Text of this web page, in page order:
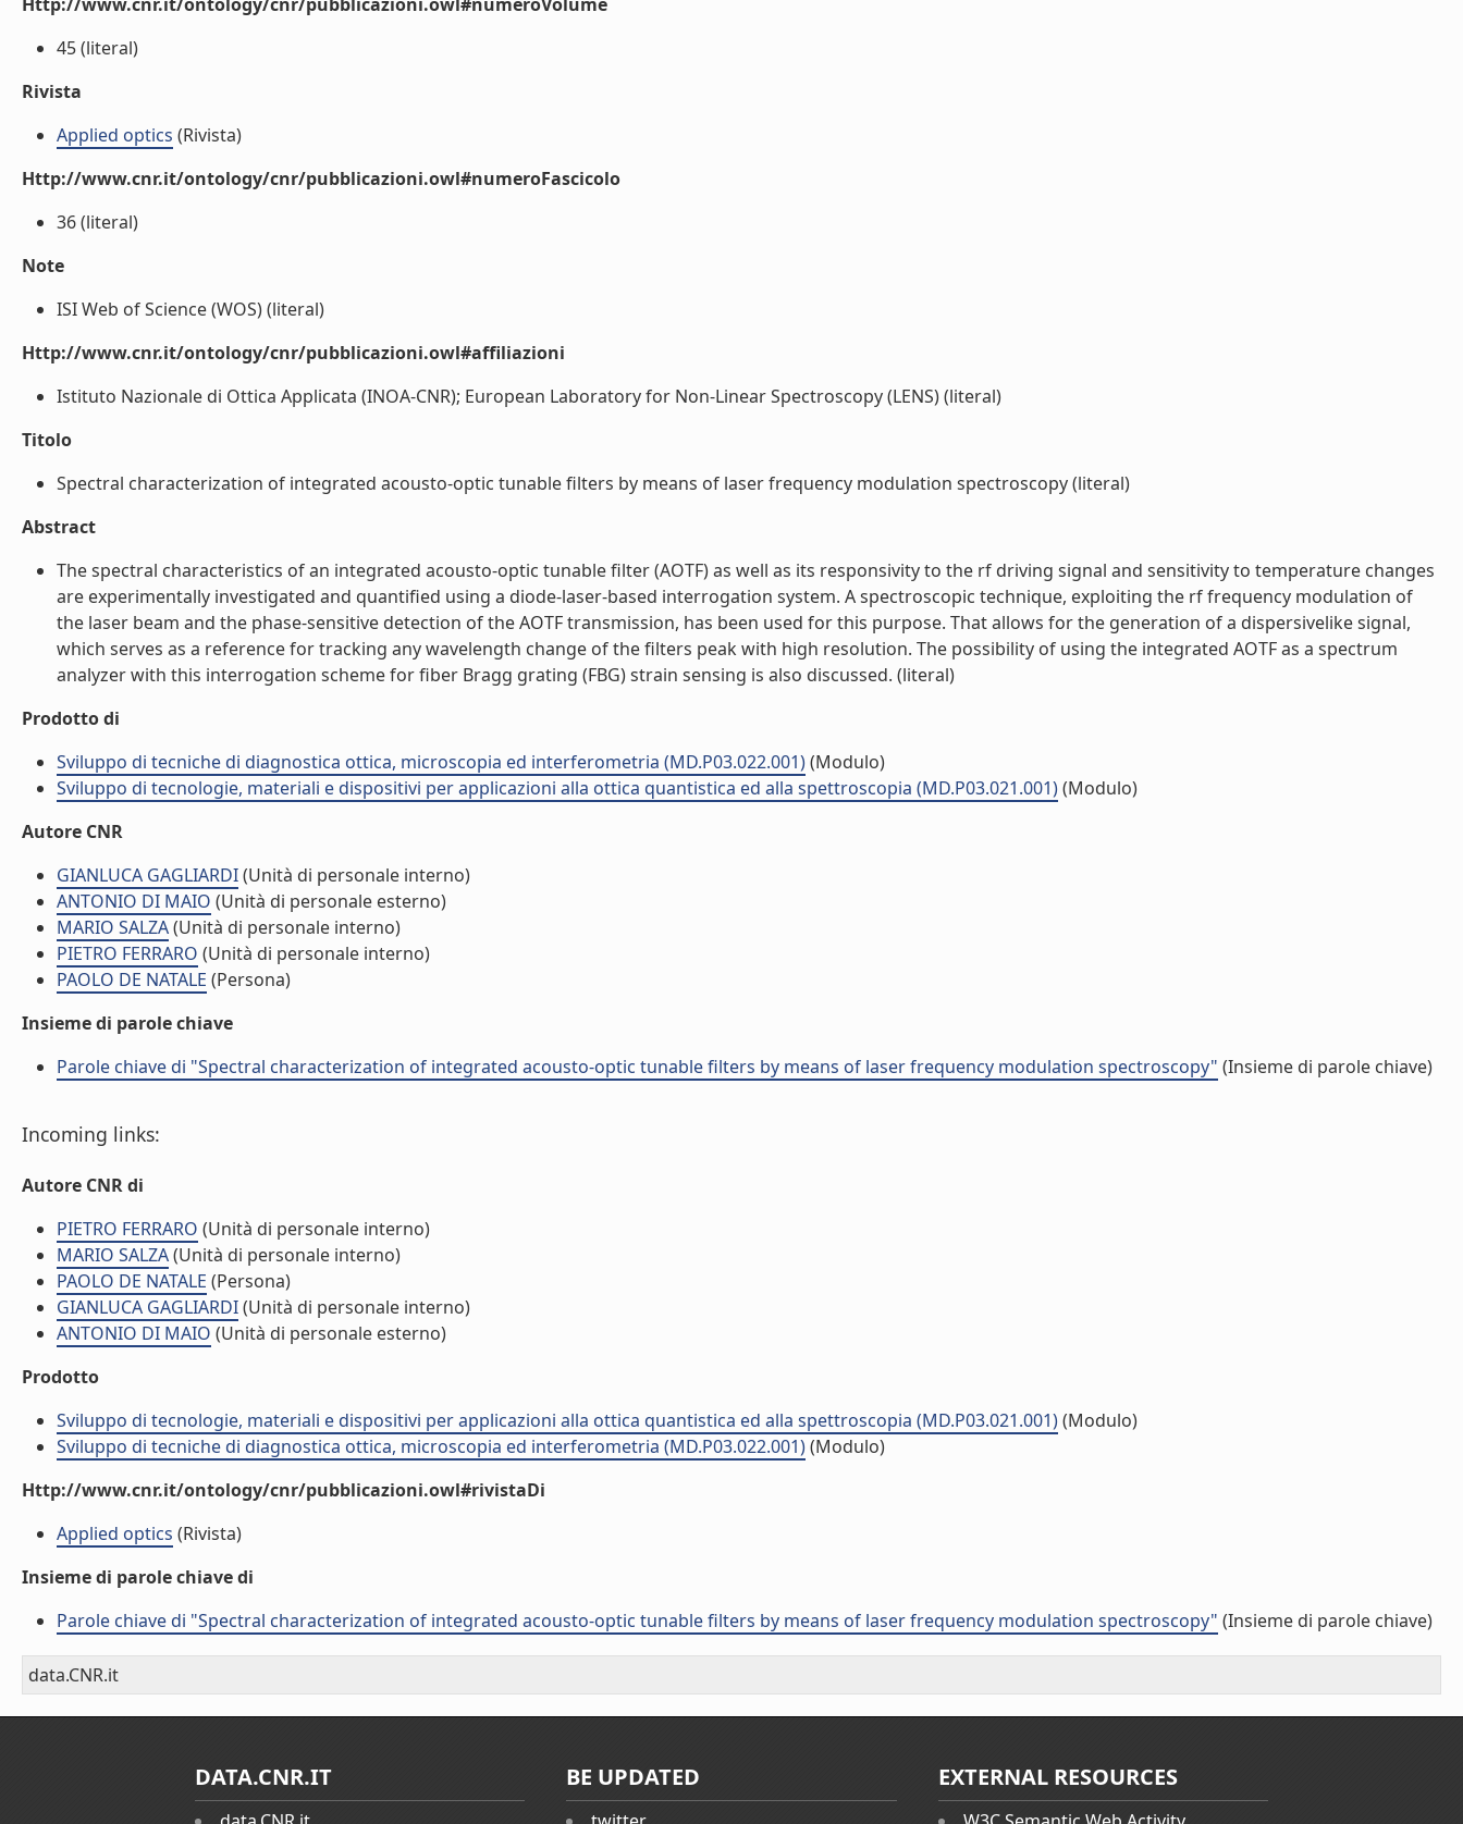
45 (literal)
Rivista
Applied optics (Rivista)
Http://www.cnr.it/ontology/cnr/pubblicazioni.owl#numeroFascicolo
36 (literal)
Note
ISI Web of Science (WOS) (literal)
Http://www.cnr.it/ontology/cnr/pubblicazioni.owl#affiliazioni
Istituto Nazionale di Ottica Applicata (INOA-CNR); European Laboratory for Non-Linear Spectroscopy (LENS) (literal)
Titolo
Spectral characterization of integrated acousto-optic tunable filters by means of laser frequency modulation spectroscopy (literal)
Abstract
The spectral characteristics of an integrated acousto-optic tunable filter (AOTF) as well as its responsivity to the rf driving signal and sensitivity to temperature changes
are experimentally investigated and quantified using a diode-laser-based interrogation system. A spectroscopic technique, exploiting the rf frequency modulation of
the laser beam and the phase-sensitive detection of the AOTF transmission, has been used for this purpose. That allows for the generation of a dispersivelike signal,
which serves as a reference for tracking any wavelength change of the filters peak with high resolution. The possibility of using the integrated AOTF as a spectrum
analyzer with this interrogation scheme for fiber Bragg grating (FBG) strain sensing is also discussed. (literal)
Prodotto di
Sviluppo di tecniche di diagnostica ottica, microscopia ed interferometria (MD.P03.022.001)(Modulo)
Sviluppo di tecnologie, materiali e dispositivi per applicazioni alla ottica quantistica ed alla spettroscopia (MD.P03.021.001)(Modulo)
Autore CNR
GIANLUCA GAGLIARDI(Unità di personale interno)
ANTONIO DI MAIO (Unità di personale esterno)
MARIO SALZA(Unità di personale interno)
PIETRO FERRARO (Unità di personale interno)
PAOLO DE NATALE (Persona)
Insieme di parole chiave
Parole chiave di "Spectral characterization of integrated acousto-optic tunable filters by means of laser frequency modulation spectroscopy" (Insieme di parole chiave)
Incoming links:
Autore CNR di
PIETRO FERRARO (Unità di personale interno)
MARIO SALZA(Unità di personale interno)
PAOLO DE NATALE (Persona)
GIANLUCA GAGLIARDI(Unità di personale interno)
ANTONIO DI MAIO (Unità di personale esterno)
Prodotto
Sviluppo di tecnologie, materiali e dispositivi per applicazioni alla ottica quantistica ed alla spettroscopia (MD.P03.021.001)(Modulo)
Sviluppo di tecniche di diagnostica ottica, microscopia ed interferometria (MD.P03.022.001)(Modulo)
Http://www.cnr.it/ontology/cnr/pubblicazioni.owl#rivistaDi
Applied optics (Rivista)
Insieme di parole chiave di
Parole chiave di "Spectral characterization of integrated acousto-optic tunable filters by means of laser frequency modulation spectroscopy" (Insieme di parole chiave)
data.CNR.it
DATA.CNR.IT BE UPDATED EXTERNAL RESOURCES